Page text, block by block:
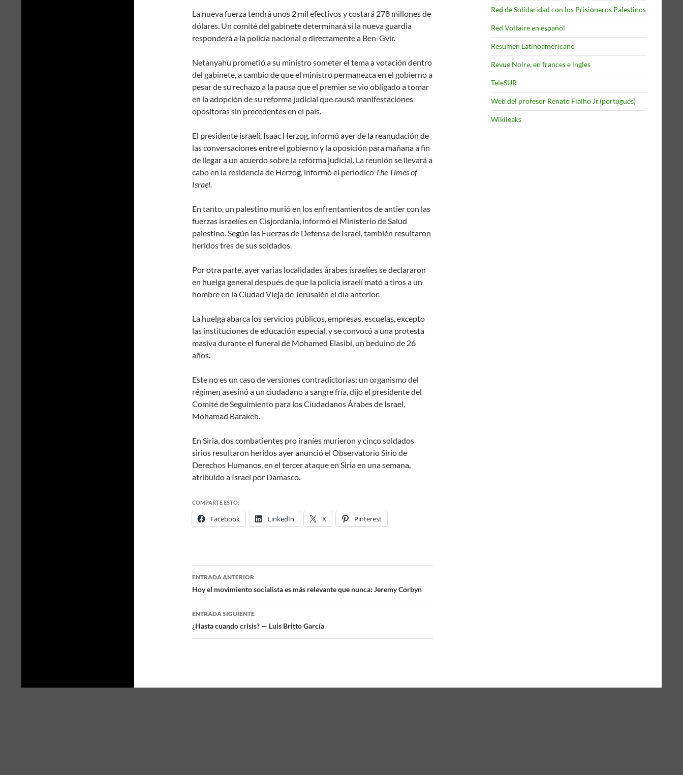
La nueva fuerza tendrá unos 2 mil efectivos y costará 278 millones de
dólares. Un comité del gabinete determinará si la nueva guardia
responderá a la policía nacional o directamente a Ben-Gvir.
Netanyahu prometió a su ministro someter el tema a votación dentro
del gabinete, a cambio de que el ministro permanezca en el gobierno a
pesar de su rechazo a la pausa que el premier se vio obligado a tomar
en la adopción de su reforma judicial que causó manifestaciones
opositoras sin precedentes en el país.
El presidente israelí, Isaac Herzog, informó ayer de la reanudación de
las conversaciones entre el gobierno y la oposición para mañana a fin
de llegar a un acuerdo sobre la reforma judicial. La reunión se llevará a
cabo en la residencia de Herzog, informó el periódico The Times of
Israel.
En tanto, un palestino murió en los enfrentamientos de antier con las
fuerzas israelíes en Cisjordania, informó el Ministerio de Salud
palestino. Según las Fuerzas de Defensa de Israel, también resultaron
heridos tres de sus soldados.
Por otra parte, ayer varias localidades árabes israelíes se declararon
en huelga general después de que la policía israelí mató a tiros a un
hombre en la Ciudad Vieja de Jerusalén el día anterior.
La huelga abarca los servicios públicos, empresas, escuelas, excepto
las instituciones de educación especial, y se convocó a una protesta
masiva durante el funeral de Mohamed Elasibi, un beduino de 26
años.
Este no es un caso de versiones contradictorias: un organismo del
régimen asesinó a un ciudadano a sangre fría, dijo el presidente del
Comité de Seguimiento para los Ciudadanos Árabes de Israel,
Mohamad Barakeh.
En Siria, dos combatientes pro iraníes murieron y cinco soldados
sirios resultaron heridos ayer anunció el Observatorio Sirio de
Derechos Humanos, en el tercer ataque en Siria en una semana,
atribuido a Israel por Damasco.
COMPARTE ESTO:
Facebook LinkedIn X Pinterest
Navegación
de
entradas
ENTRADA ANTERIOR
Hoy el movimiento socialista es más relevante que nunca: Jeremy Corbyn
ENTRADA SIGUIENTE
¿Hasta cuando crisis? — Luis Britto García
Red de Solidaridad con los Prisioneros Palestinos
Red Voltaire en español
Resumen Latinoamericano
Revue Noire, en frances e ingles
TeleSUR
Web del profesor Renato Fialho Jr.(portugués)
Wikileaks